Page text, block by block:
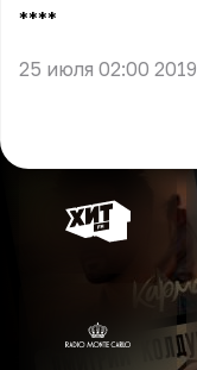
** **
25 июля 02:00 2019